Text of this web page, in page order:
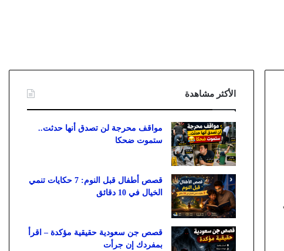
الأكثر مشاهدة
مواقف محرجة لن تصدق أنها حدثت..
ستموت ضحكا
قصص أطفال قبل النوم: 7 حكايات تنمي
الخيال في 10 دقائق
قصص جن سعودية حقيقية مؤكدة – اقرأ
بمفردك إن جرأت